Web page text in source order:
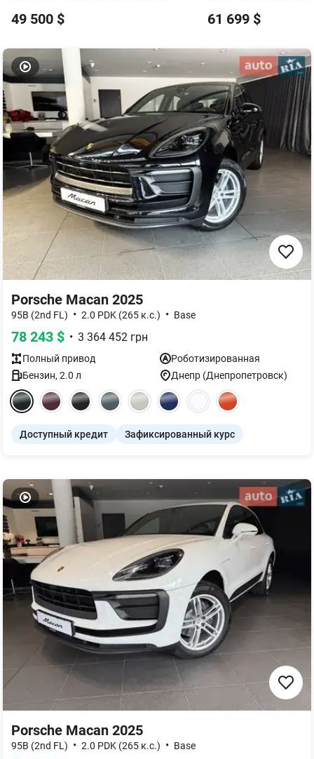
49 500 $ 61 699 $
Porsche Macan 2025
95B (2nd FL) • 2.0 PDK (265 к.с.) • Base
78 243 $ • 3 364 452 грн
Полный привод
Роботизированная
Бензин, 2.0 л Днепр (Днепропетровск)
Доступный кредит Зафиксированный курс
Porsche Macan 2025
95B (2nd FL) • 2.0 PDK (265 к.с.) • Base